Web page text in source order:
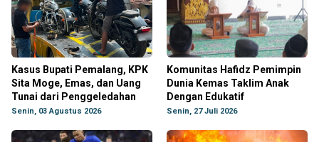
Kasus Bupati Pemalang, KPK
Sita Moge, Emas, dan Uang
Tunai dari Penggeledahan
Senin, 03 Agustus 2026
Komunitas Hafidz Pemimpin
Dunia Kemas Taklim Anak
Dengan Edukatif
Senin, 27 Juli 2026